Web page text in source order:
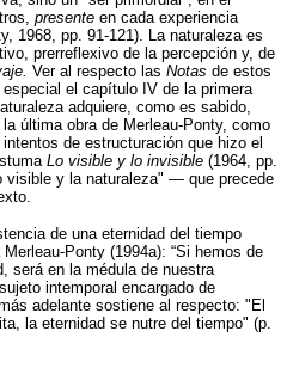
presente en cada experiencia
1968, pp. 91-121). La naturaleza es
prerreflexivo de la percepción y, de
Ver al respecto las Notas de estos
el capítulo IV de la primera
adquiere, como es sabido,
última obra de Merleau-Ponty, como
de estructuración que hizo el
Lo visible y lo invisible (1964, pp.
y la naturaleza" — que precede
de una eternidad del tiempo
Ponty (1994a): “Si hemos de
será en la médula de nuestra
intemporal encargado de
adelante sostiene al respecto: "El
la eternidad se nutre del tiempo" (p.